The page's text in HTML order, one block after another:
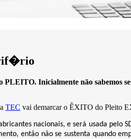
Inicialmente não sabemos
TEC vai demarcar o ÊXITO do Pleito
nacionais, e será usada
então não se sustenta quando